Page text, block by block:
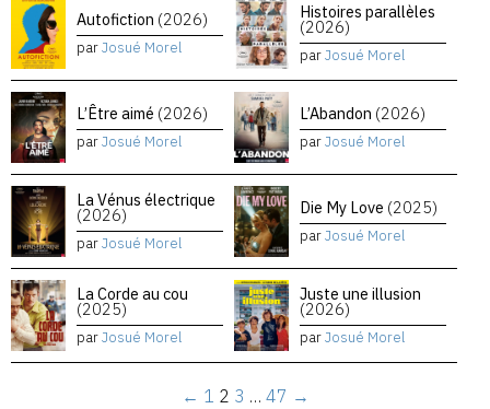
Autofiction (2026)
parJosué Morel
Histoires parallèles
(2026)
parJosué Morel
L’Être aimé (2026)
parJosué Morel
L’Abandon (2026)
parJosué Morel
La Vénus électrique
(2026)
parJosué Morel
Die My Love (2025)
parJosué Morel
La Corde au cou
(2025)
parJosué Morel
Juste une illusion
(2026)
parJosué Morel
← 1 2 3 … 47 →